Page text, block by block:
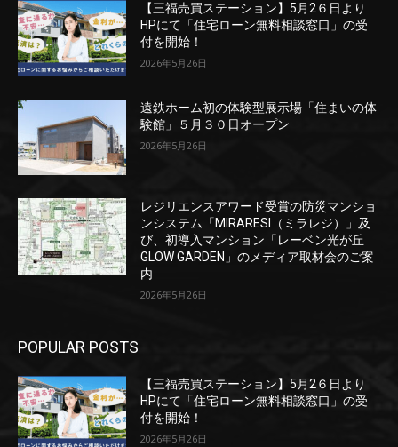
【三福売買ステーション】5月2６日より
HPにて「住宅ローン無料相談窓口」の受
付を開始！
2026年5月26日
遠鉄ホーム初の体験型展示場「住まいの体
験館」５月３０日オープン
2026年5月26日
レジリエンスアワード受賞の防災マンショ
ンシステム「MIRARESI（ミラレジ）」及
び、初導入マンション「レーベン光が丘
GLOW GARDEN」のメディア取材会のご案
内
2026年5月26日
POPULAR POSTS
【三福売買ステーション】5月2６日より
HPにて「住宅ローン無料相談窓口」の受
付を開始！
2026年5月26日